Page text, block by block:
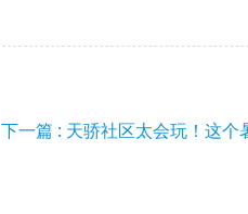
下一篇 : 天骄社区太会玩！这个